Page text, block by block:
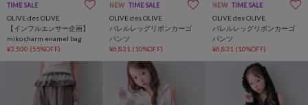
TIME SALE インフルエンサー企画
OLIVE des OLIVE
【インフルエンサー企画】
miko charm enamel bag
¥3,500 (55%OFF)
NEW TIME SALE
OLIVE des OLIVE
バレルレッグリボンカーゴ
パンツ
¥6,831 (10%OFF)
NEW TIME SALE
OLIVE des OLIVE
バレルレッグリボンカーゴ
パンツ
¥6,831 (10%OFF)